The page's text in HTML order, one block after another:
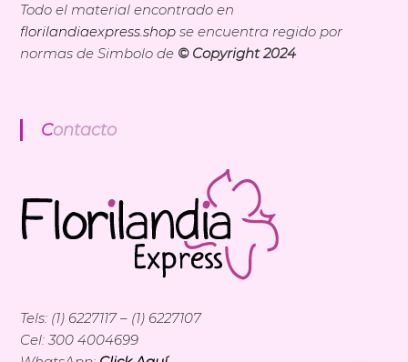
Todo el material encontrado en
florilandiaexpress.shopse encuentra regido por
normas de Simbolo de © Copyright 2024
Contacto
Tels: (1) 6227117 – (1) 6227107
Cel: 300 4004699